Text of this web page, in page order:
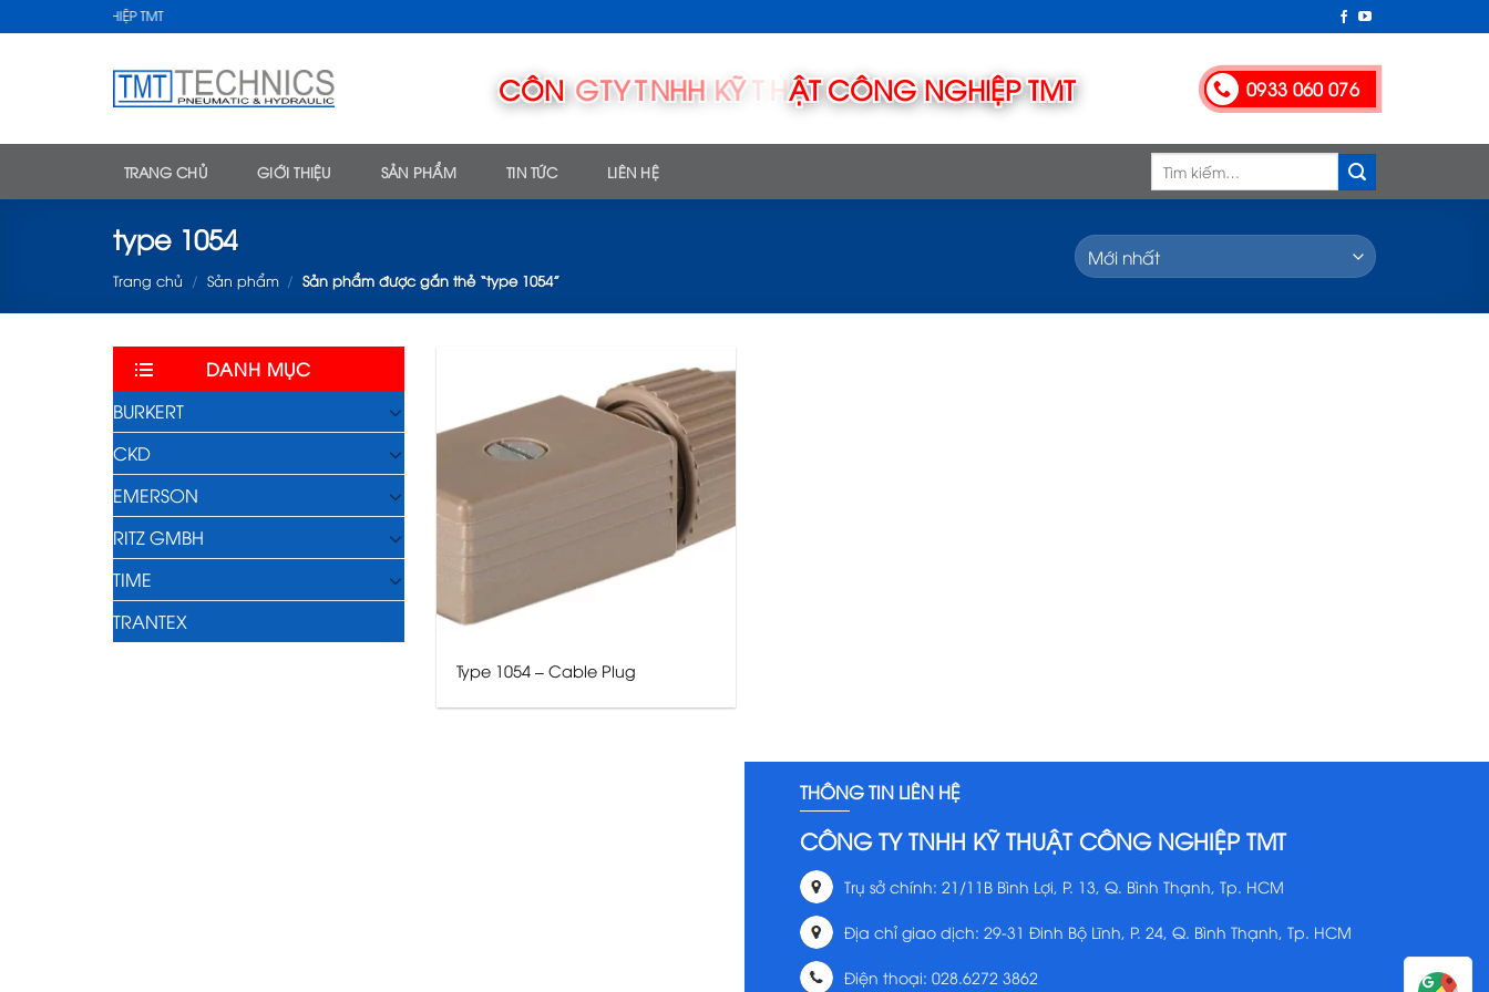
to
CÔNG NGHIỆP TMT
0933 060 076
TRANG CHỦ GIỚI THIỆU SẢN PHẨM TIN TỨC LIÊN HỆ
Tìm
kiếm:
type 1054
Trang chủ / Sản phẩm / Sản phẩm được gắn thẻ “type 1054”
DANH MỤC
BURKERT
CKD
EMERSON
RITZ GMBH
TIME
TRANTEX
Type 1054 – Cable Plug
THÔNG TIN LIÊN HỆ
CÔNG TY TNHH KỸ THUẬT CÔNG NGHIỆP TMT
Trụ sở chính: 21/11B Bình Lợi, P. 13, Q. Bình Thạnh, Tp. HCM
Địa chỉ giao dịch: 29-31 Đinh Bộ Lĩnh, P. 24, Q. Bình Thạnh, Tp. HCM
Điện thoại: 028.6272 3862